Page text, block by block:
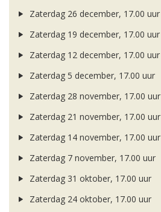
Zaterdag 26 december, 17.00 uur
Zaterdag 19 december, 17.00 uur
Zaterdag 12 december, 17.00 uur
Zaterdag 5 december, 17.00 uur
Zaterdag 28 november, 17.00 uur
Zaterdag 21 november, 17.00 uur
Zaterdag 14 november, 17.00 uur
Zaterdag 7 november, 17.00 uur
Zaterdag 31 oktober, 17.00 uur
Zaterdag 24 oktober, 17.00 uur